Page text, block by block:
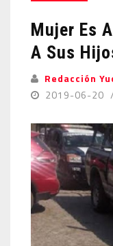
Mujer Es
A Sus
Redacción
2019-06-20